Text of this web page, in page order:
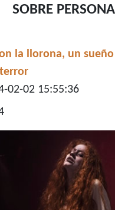
SOBRE
la llorona, un
02-02 15:55:36